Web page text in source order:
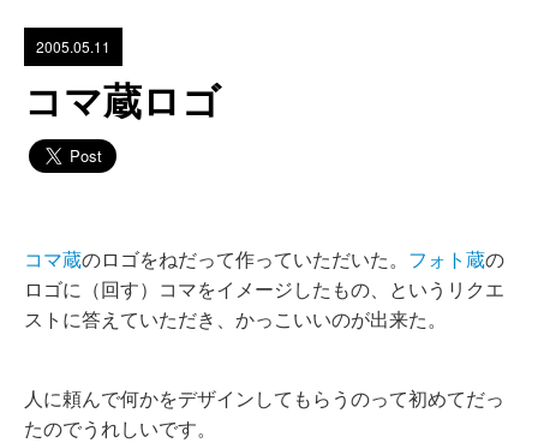
2005.05.11
コマ蔵ロゴ
コマ蔵のロゴをねだって作っていただいた。 フォト蔵の
ロゴに（回す）コマをイメージしたもの、というリクエ
ストに答えていただき、かっこいいのが出来た。
人に頼んで何かをデザインしてもらうのって初めてだっ
たのでうれしいです。